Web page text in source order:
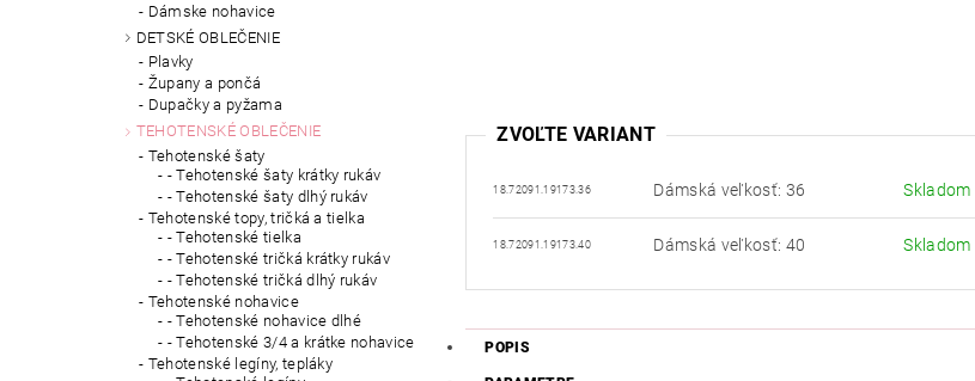
Dámske nohavice
DETSKÉ OBLEČENIE
Plavky
Župany a pončá
Dupačky a pyžama
TEHOTENSKÉ OBLEČENIE
Tehotenské šaty
- Tehotenské šaty krátky rukáv
- Tehotenské šaty dlhý rukáv
Tehotenské topy, tričká a tielka
- Tehotenské tielka
- Tehotenské tričká krátky rukáv
- Tehotenské tričká dlhý rukáv
Tehotenské nohavice
- Tehotenské nohavice dlhé
- Tehotenské 3/4 a krátke nohavice
Tehotenské legíny, tepláky
ZVOĽTE VARIANT
18.72091.19173.36 Dámská veľkosť: 36 Skladom
18.72091.19173.40 Dámská veľkosť: 40 Skladom
POPIS